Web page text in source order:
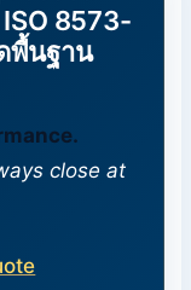
8573-
พื้นฐาน
close at